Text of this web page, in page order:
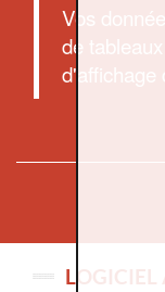
Vos
de
d'affichage